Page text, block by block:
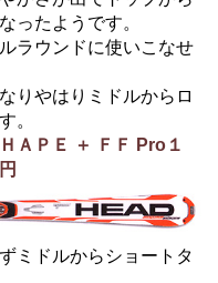
ったようです。
ラウンドに使いこなせ
りやはりミドルからロ
。
ＰＥ ＋ ＦＦ Pro１
ミドルからショートタ